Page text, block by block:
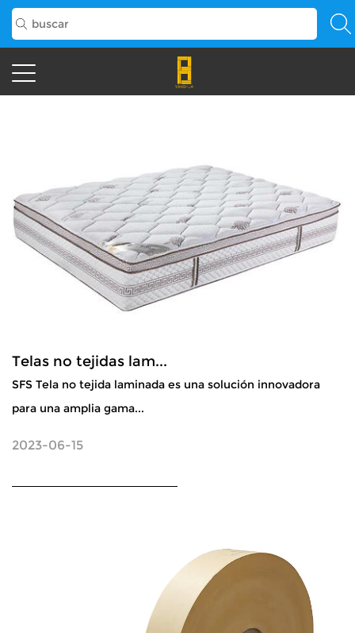
Telas no tejidas lam...
SFS Tela no tejida laminada es una solución innovadora
para una amplia gama...
2023-06-15